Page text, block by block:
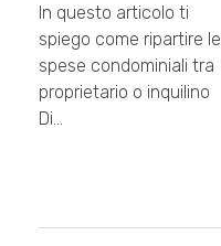
In questo articolo ti
spiego come ripartire le
spese condominiali tra
proprietario o inquilino
Di…